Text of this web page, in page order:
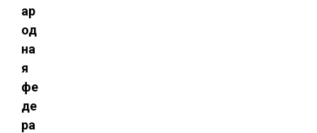
ар
од
на
я
фе
де
ра